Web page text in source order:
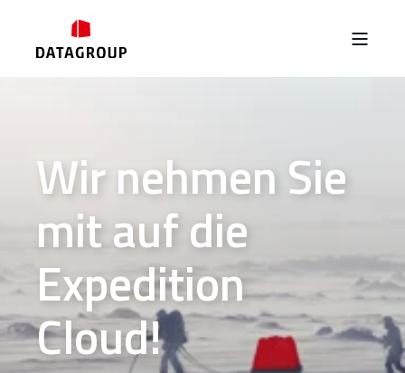
Wir nehmen Sie
mit auf die
Expedition
Cloud!